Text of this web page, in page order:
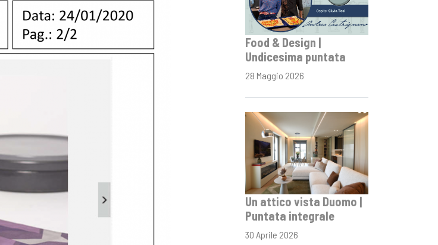
Food & Design |
Undicesima puntata
28 Maggio 2026
Un attico vista Duomo |
Puntata integrale
30 Aprile 2026